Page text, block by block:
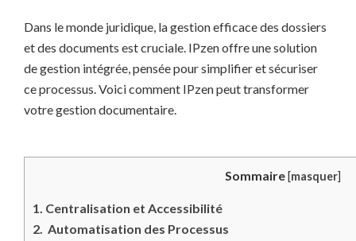
Dans le monde juridique, la gestion efficace des dossiers
et des documents est cruciale. IPzen offre une solution
de gestion intégrée, pensée pour simplifier et sécuriser
ce processus. Voici comment IPzen peut transformer
votre gestion documentaire.
Sommaire [masquer]
1. Centralisation et Accessibilité
2. Automatisation des Processus